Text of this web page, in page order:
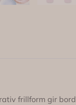
frillform gir